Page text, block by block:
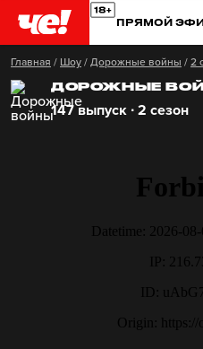
ПРЯМОЙ
Главная / Шоу / Дорожные войны / 2
ДОРОЖНЫЕ
147 выпуск ∙ 2 сезон